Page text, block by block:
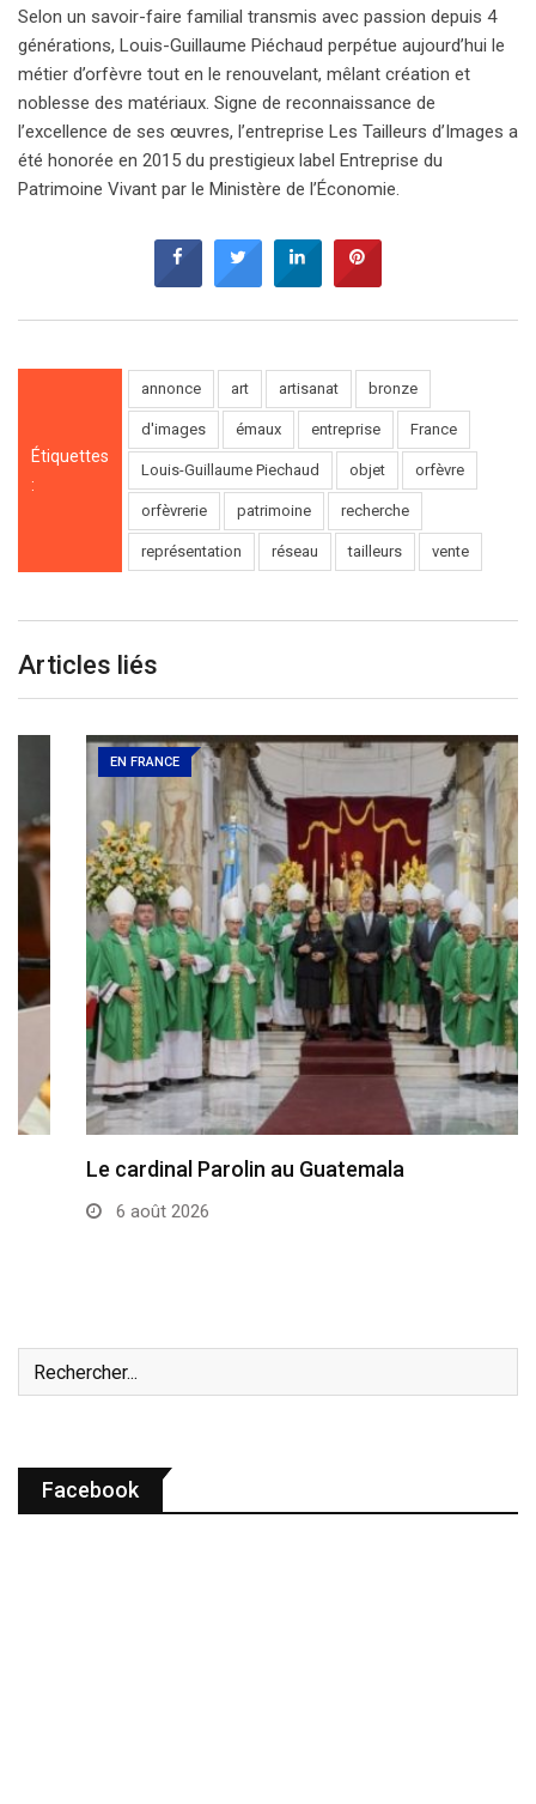
Selon un savoir-faire familial transmis avec passion depuis 4
générations, Louis-Guillaume Piéchaud perpétue aujourd’hui le
métier d’orfèvre tout en le renouvelant, mêlant création et
noblesse des matériaux. Signe de reconnaissance de
l’excellence de ses œuvres, l’entreprise Les Tailleurs d’Images a
été honorée en 2015 du prestigieux label Entreprise du
Patrimoine Vivant par le Ministère de l’Économie.
Étiquettes
:
annonce art artisanat bronze
d'images émaux entreprise France
Louis-Guillaume Piechaud objet orfèvre
orfèvrerie patrimoine recherche
représentation réseau tailleurs vente
Articles liés
EN FRANCE
Le cardinal Parolin au Guatemala
6 août 2026
Facebook